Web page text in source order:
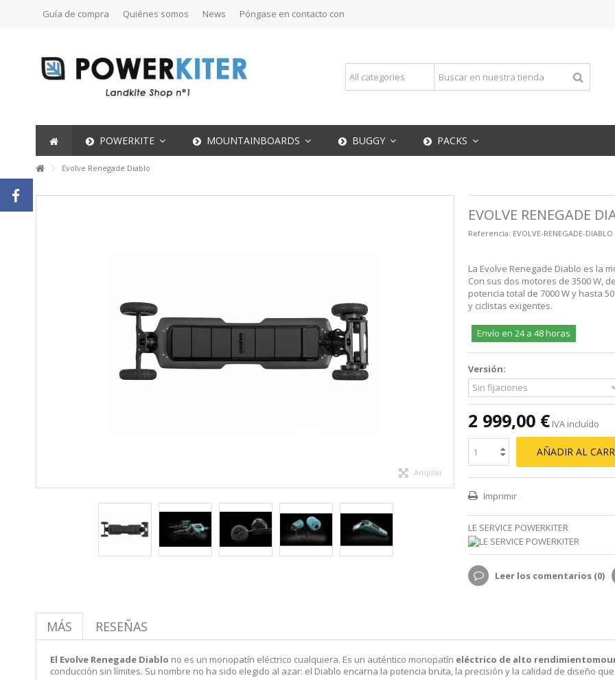
Guía de compra Quiénes somos News Póngase en contacto con
POWERKITE MOUNTAINBOARDS BUGGY PACKS
Evolve Renegade Diablo
Ampliar
EVOLVE RENEGADE
Referencia: EVOLVE-RENEGADE-DIABLO
La Evolve Renegade Diablo es la
Con sus dos motores de 3500 W,
potencia total de 7000 W y hasta
y ciclistas exigentes.
Envío en 24 a 48 horas
Versión:
2 999,00 € IVA incluído
AÑADIR AL
Imprimir
LE SERVICE POWERKITER
Leer los comentarios (0)
MÁS RESEÑAS
El Evolve Renegade Diablo no es un monopatín eléctrico cualquiera. Es un auténtico monopatín eléctrico de alto
conducción sin límites. Su nombre no ha sido elegido al azar: el Diablo encarna la potencia bruta, la precisión y la calidad de diseño